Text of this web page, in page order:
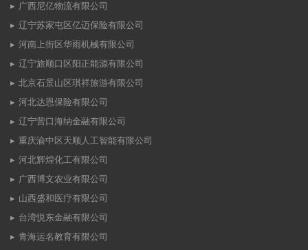
广西尼亿物流有限公司
辽宁苏家屯区亿迈保险有限公司
河南上街区华雨机械有限公司
辽宁旅顺口区阳正能源有限公司
北京石景山区琪祥旅游有限公司
河北达恩保险有限公司
辽宁营口海纳金融有限公司
重庆渝中区天顺人工智能有限公司
河北辉煌化工有限公司
广西博文农业有限公司
山西盛和医疗有限公司
台湾悦东金融有限公司
青海运名教育有限公司